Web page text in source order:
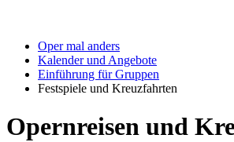
Oper mal anders
Kalender und Angebote
Einführung für Gruppen
Festspiele und Kreuzfahrten
Opernreisen und